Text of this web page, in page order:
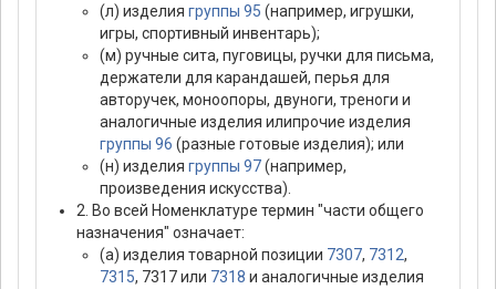
(л) изделия группы 95 (например, игрушки,
игры, спортивный инвентарь);
(м) ручные сита, пуговицы, ручки для письма,
держатели для карандашей, перья для
авторучек, моноопоры, двуноги, треноги и
аналогичные изделия илипрочие изделия
группы 96 (разные готовые изделия); или
(н) изделия группы 97(например,
произведения искусства).
2. Во всей Номенклатуре термин "части общего
назначения" означает:
(а) изделия товарной позиции 7307, 7312,
7315, 7317 или 7318 и аналогичные изделия